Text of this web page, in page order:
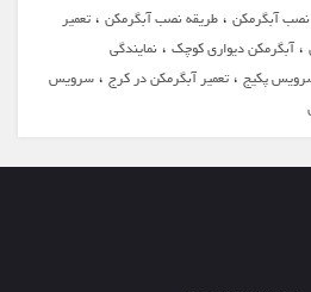
نصب آبگرمکن،طریقه نصب آبگرمکن،تعمیر
،آبگرمکن دیواری کوچک،نمایندگی
پکیج،تعمیر آبگرمکن در کرج،سرویس